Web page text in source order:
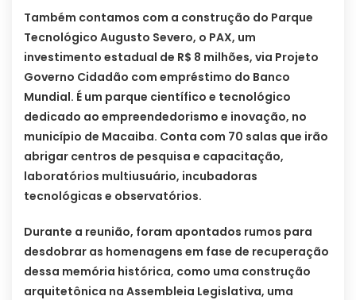
Também contamos com a construção do Parque
Tecnológico Augusto Severo, o PAX, um
investimento estadual de R$ 8 milhões, via Projeto
Governo Cidadão com empréstimo do Banco
Mundial. É um parque científico e tecnológico
dedicado ao empreendedorismo e inovação, no
município de Macaiba. Conta com 70 salas que irão
abrigar centros de pesquisa e capacitação,
laboratórios multiusuário, incubadoras
tecnológicas e observatórios.
Durante a reunião, foram apontados rumos para
desdobrar as homenagens em fase de recuperação
dessa memória histórica, como uma construção
arquitetônica na Assembleia Legislativa, uma